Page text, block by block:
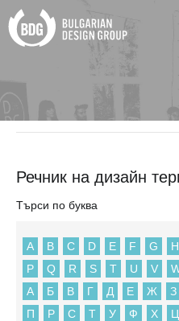
Речник на дизайн
Търси по буква
A B C D E F G H
P
Q R S T U V
А
Б В Г Д Е Ж З
П
Р С Т У Ф Х Ц